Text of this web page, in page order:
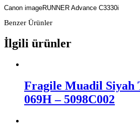
Canon imageRUNNER Advance C3330i
Benzer Ürünler
İlgili ürünler
Fragile Muadil Siyah
069H – 5098C002